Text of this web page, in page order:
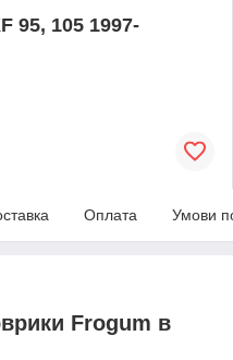
95, 105 1997-
Оплата Умови
Frogum в